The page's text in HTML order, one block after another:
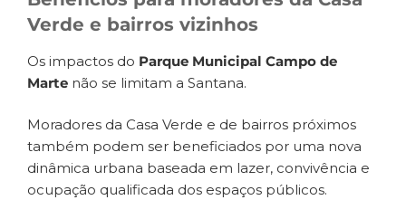
Verde e bairros vizinhos
Os impactos do Parque Municipal Campo de
Marte não se limitam a Santana.
Moradores da Casa Verde e de bairros próximos
também podem ser beneficiados por uma nova
dinâmica urbana baseada em lazer, convivência e
ocupação qualificada dos espaços públicos.